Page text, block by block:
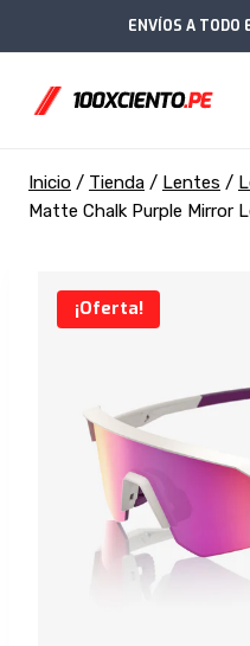
al
ENVÍOS A TODO
Inicio / Tienda / Lentes /
Matte Chalk Purple Mirror
¡Oferta!